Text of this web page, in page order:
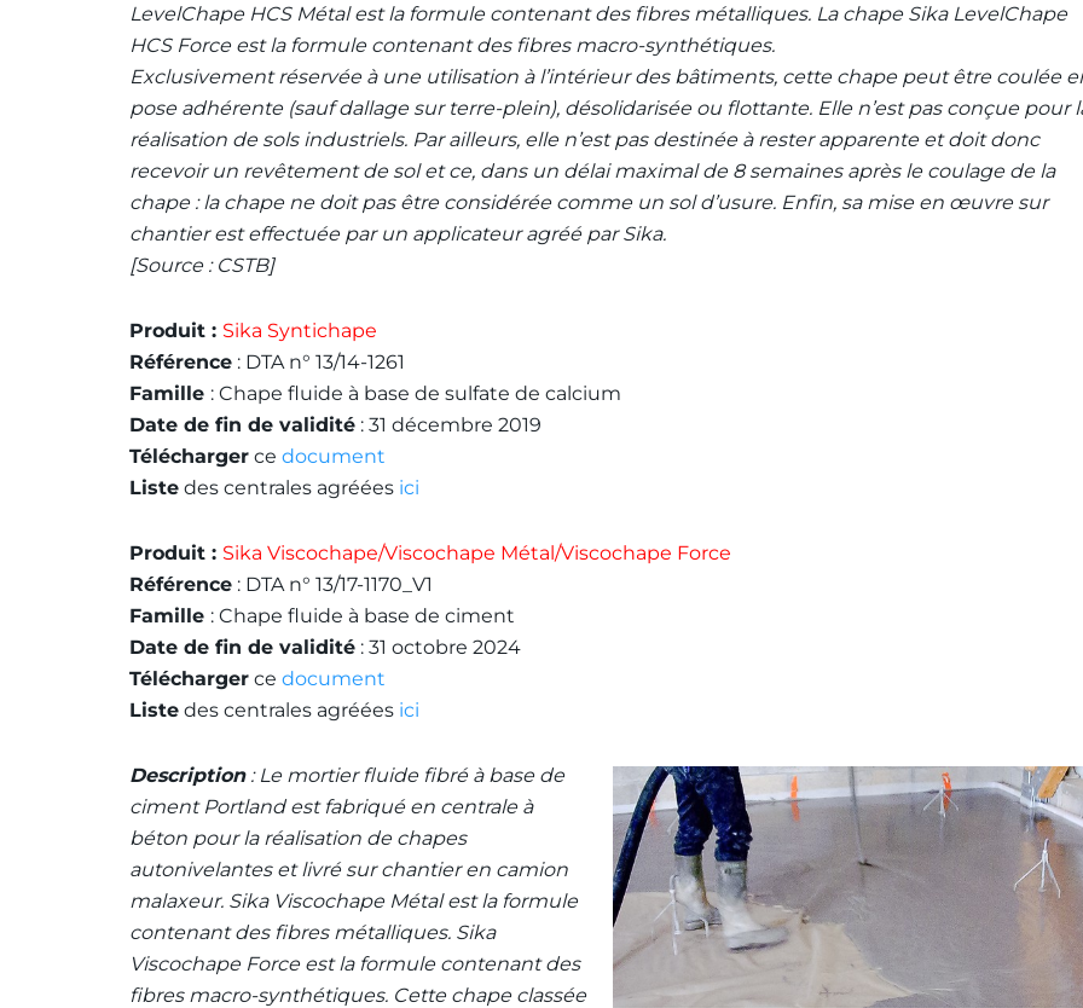
LevelChape HCS Métal est la formule contenant des fibres métalliques. La chape Sika LevelChape
HCS Force est la formule contenant des fibres macro-synthétiques.
Exclusivement réservée à une utilisation à l’intérieur des bâtiments, cette chape peut être coulée
pose adhérente (sauf dallage sur terre-plein), désolidarisée ou flottante. Elle n’est pas conçue pour
réalisation de sols industriels. Par ailleurs, elle n’est pas destinée à rester apparente et doit donc
recevoir un revêtement de sol et ce, dans un délai maximal de 8 semaines après le coulage de la
chape : la chape ne doit pas être considérée comme un sol d’usure. Enfin, samise en œuvre sur
chantier est effectuée par un applicateur agréé par Sika.
[Source : CSTB]
Produit : Sika Syntichape
Référence : DTA n° 13/14-1261
Famille : Chape fluide à base de sulfate de calcium
Date de fin de validité : 31 décembre 2019
Télécharger ce document
Liste des centrales agréées ici
Produit : Sika Viscochape/Viscochape Métal/Viscochape Force
Référence : DTA n° 13/17-1170_V1
Famille : Chape fluide à base de ciment
Date de fin de validité : 31 octobre 2024
Télécharger ce document
Liste des centrales agréées ici
Description: Le mortier fluide fibré à base de
ciment Portland est fabriqué en centrale à
béton pour la réalisation de chapes
autonivelantes et livré sur chantier en camion
malaxeur. Sika Viscochape Métal est la formule
contenant des fibres métalliques. Sika
Viscochape Force est la formule contenant des
fibres macro-synthétiques. Cette chape classée